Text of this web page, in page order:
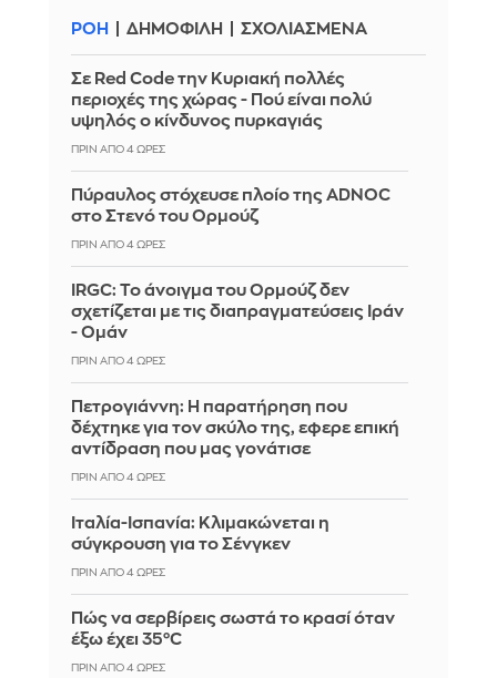
ΡΟΗ ΔΗΜΟΦΙΛΗ ΣΧΟΛΙΑΣΜΕΝΑ
Σε Red Code την Κυριακή πολλές
περιοχές της χώρας - Πού είναι πολύ
υψηλός ο κίνδυνος πυρκαγιάς
ΠΡΙΝ ΑΠΌ 4 ΏΡΕΣ
Πύραυλος στόχευσε πλοίο της ADNOC
στο Στενό του Ορμούζ
ΠΡΙΝ ΑΠΌ 4 ΏΡΕΣ
IRGC: Το άνοιγμα του Ορμούζ δεν
σχετίζεται με τις διαπραγματεύσεις Ιράν
- Ομάν
ΠΡΙΝ ΑΠΌ 4 ΏΡΕΣ
Πετρογιάννη: Η παρατήρηση που
δέχτηκε για τον σκύλο της, εφερε επική
αντίδραση που μας γονάτισε
ΠΡΙΝ ΑΠΌ 4 ΏΡΕΣ
Ιταλία-Ισπανία: Κλιμακώνεται η
σύγκρουση για το Σένγκεν
ΠΡΙΝ ΑΠΌ 4 ΏΡΕΣ
Πώς να σερβίρεις σωστά το κρασί όταν
έξω έχει 35°C
ΠΡΙΝ ΑΠΌ 4 ΏΡΕΣ